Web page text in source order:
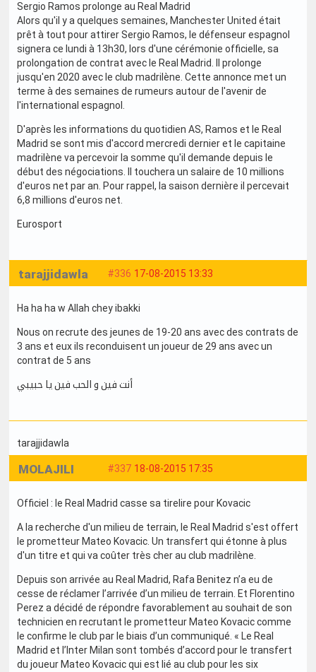
Sergio Ramos prolonge au Real Madrid
Alors qu'il y a quelques semaines, Manchester United était
prêt à tout pour attirer Sergio Ramos, le défenseur espagnol
signera ce lundi à 13h30, lors d'une cérémonie officielle, sa
prolongation de contrat avec le Real Madrid. Il prolonge
jusqu'en 2020 avec le club madrilène. Cette annonce met un
terme à des semaines de rumeurs autour de l'avenir de
l'international espagnol.
D'après les informations du quotidien AS, Ramos et le Real
Madrid se sont mis d'accord mercredi dernier et le capitaine
madrilène va percevoir la somme qu'il demande depuis le
début des négociations. Il touchera un salaire de 10 millions
d'euros net par an. Pour rappel, la saison dernière il percevait
6,8 millions d'euros net.
Eurosport
#336 17-08-2015 13:33
tarajjidawla
Ha ha ha w Allah chey ibakki
Nous on recrute des jeunes de 19-20 ans avec des contrats de
3 ans et eux ils reconduisent un joueur de 29 ans avec un
contrat de 5 ans
أنت فين و الحب فين يا حبيبي
tarajjidawla
#337 18-08-2015 17:35
MOLAJILI
Officiel : le Real Madrid casse sa tirelire pour Kovacic
A la recherche d'un milieu de terrain, le Real Madrid s'est offert
le prometteur Mateo Kovacic. Un transfert qui étonne à plus
d'un titre et qui va coûter très cher au club madrilène.
Depuis son arrivée au Real Madrid, Rafa Benitez n’a eu de
cesse de réclamer l’arrivée d’un milieu de terrain. Et Florentino
Perez a décidé de répondre favorablement au souhait de son
technicien en recrutant le prometteur Mateo Kovacic comme
le confirme le club par le biais d’un communiqué. « Le Real
Madrid et l’Inter Milan sont tombés d’accord pour le transfert
du joueur Mateo Kovacic qui est lié au club pour les six